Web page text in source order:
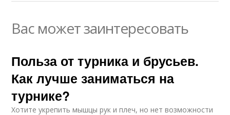
Вас может заинтересовать
Польза от турника и брусьев.
Как лучше заниматься на
турнике?
Хотите укрепить мышцы рук и плеч, но нет возможности